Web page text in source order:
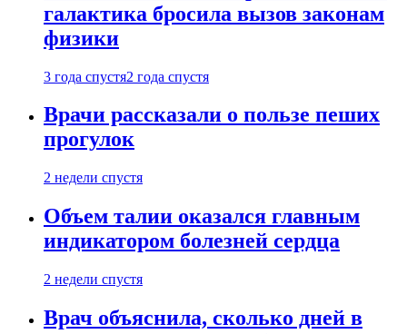
галактика бросила вызов законам
физики
3 года спустя2 года спустя
Врачи рассказали о пользе пеших
прогулок
2 недели спустя
Объем талии оказался главным
индикатором болезней сердца
2 недели спустя
Врач объяснила, сколько дней в